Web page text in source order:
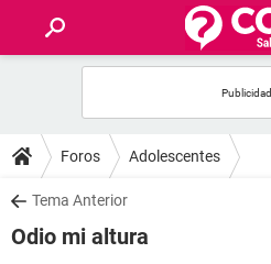
FOROS
SALUD
Foros Adolescentes
Tema Anterior
Odio mi altura